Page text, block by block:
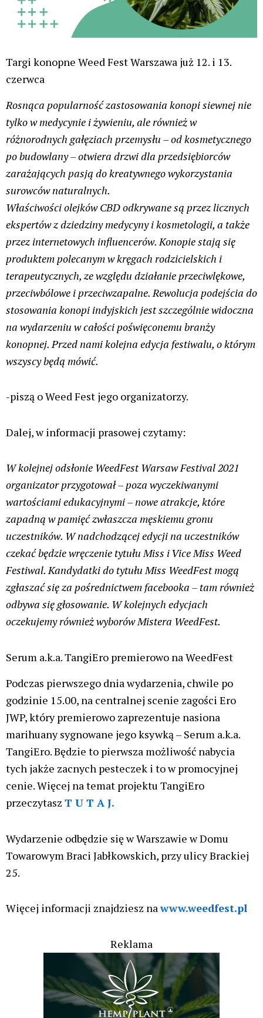
Targi konopne Weed Fest Warszawa już 12. i 13.
czerwca
Rosnąca popularność zastosowania konopi siewnej nie
tylko w medycynie i żywieniu, ale również w
różnorodnych gałęziach przemysłu – od kosmetycznego
po budowlany – otwiera drzwi dla przedsiębiorców
zarażających pasją do kreatywnego wykorzystania
surowców naturalnych.
Właściwości olejków CBD odkrywane są przez licznych
ekspertów z dziedziny medycyny i kosmetologii, a także
przez internetowych influencerów. Konopie stają się
produktem polecanym w kręgach rodzicielskich i
terapeutycznych, ze względu działanie przeciwlękowe,
przeciwbólowe i przeciwzapalne. Rewolucja podejścia do
stosowania konopi indyjskich jest szczególnie widoczna
na wydarzeniu w całości poświęconemu branży
konopnej. Przed nami kolejna edycja festiwalu, o którym
wszyscy będą mówić.
-piszą o Weed Fest jego organizatorzy.
Dalej, w informacji prasowej czytamy:
W kolejnej odsłonie WeedFest Warsaw Festival 2021
organizator przygotował – poza wyczekiwanymi
wartościami edukacyjnymi – nowe atrakcje, które
zapadną w pamięć zwłaszcza męskiemu gronu
uczestników. W nadchodzącej edycji na uczestników
czekać będzie wręczenie tytułu Miss i Vice Miss Weed
Festiwal. Kandydatki do tytułu Miss WeedFest mogą
zgłaszać się za pośrednictwem facebooka – tam również
odbywa się głosowanie. W kolejnych edycjach
oczekujemy również wyborów Mistera WeedFest.
Serum a.k.a. TangiEro premierowo na WeedFest
Podczas pierwszego dnia wydarzenia, chwile po
godzinie 15.00, na centralnej scenie zagości Ero
JWP, który premierowo zaprezentuje nasiona
marihuany sygnowane jego ksywką – Serum a.k.a.
TangiEro. Będzie to pierwsza możliwość nabycia
tych jakże zacnych pesteczek i to w promocyjnej
cenie. Więcej na temat projektu TangiEro
przeczytasz T U T A J.
Wydarzenie odbędzie się w Warszawie w Domu
Towarowym Braci Jabłkowskich, przy ulicy Brackiej
25.
Więcej informacji znajdziesz nawww.weedfest.pl
Reklama